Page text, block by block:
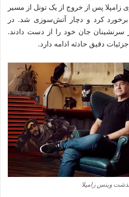
زامپلا پس از خروج از یک تونل از مسیر
کرد و دچار آتش‌سوزی شد. در
سرنشینان جان خود را از دست دادند.
دقیق حادثه ادامه دارد.
وینس زامپلا